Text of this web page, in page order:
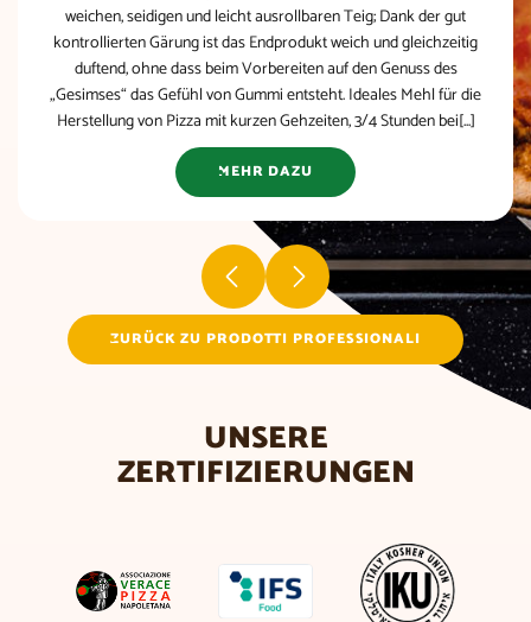
weichen, seidigen und leicht ausrollbaren Teig; Dank der gut
kontrollierten Gärung ist das Endprodukt weich und gleichzeitig
duftend, ohne dass beim Vorbereiten auf den Genuss des
„Gesimses“ das Gefühl von Gummi entsteht. Ideales Mehl für die
Herstellung von Pizza mit kurzen Gehzeiten, 3/4 Stunden bei[...]
MEHR DAZU
ZURÜCK ZU PRODOTTI PROFESSIONALI
UNSERE
ZERTIFIZIERUNGEN